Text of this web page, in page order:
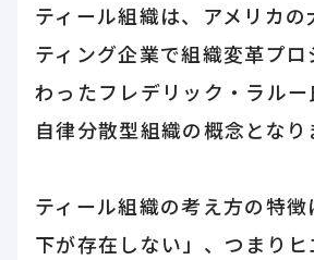
ティール組織は、アメリカの
ティング企業で組織変革プ
わったフレデリック・ラル
自律分散型組織の概念となり
ティール組織の考え方の特
下が存在しない」、つまり